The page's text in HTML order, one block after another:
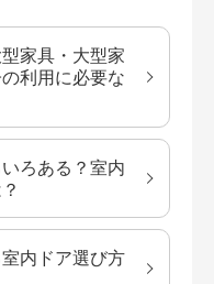
家具・大型家
利用に必要な
ろある？室内
内ドア選び方